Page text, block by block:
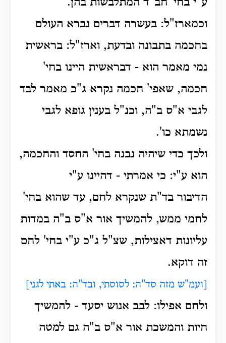
ע"י בחי' חב"ד המתלבשות בהן.
וכמארז"ל: בעשרה דברים נברא העולם
בחכמה בתבונה ובדעת, וארז"ל: בראשית
נמי מאמר הוא - דבראשית היינו בחי'
חכמה, שאפי' חכמה נקרא ג"כ מאמר לבד
לגבי א"ס ב"ה, וכנ"ל בענין גופא לגבי
נשמתא כו'.
ולכך כדי שיהיה נבנה בחי' החסד והחכמה,
הוא ע"י: כי אמרתי - דהיינו ע"י
הדיבור בד"ת שנקרא לחם, עד שהוא בחי'
לחמי ממש, להמשיך אור א"ס ב"ה במדות
עליונות דאצילות, שצ"ל ג"כ ע"י בחי' לחם
זה דוקא.
[ועמ"ש מזה סד"ה: לסוסתי, ובד"ה: באתי לגני]
ולחם אפילו: לבב אנוש יסעד - להמשיך
חיות והמשכת אור א"ס ב"ה גם למטה